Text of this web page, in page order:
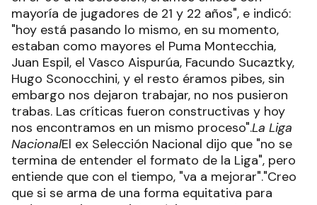
mayoría de jugadores de 21 y 22 años", e indicó:
"hoy está pasando lo mismo, en su momento,
estaban como mayores el Puma Montecchia,
Juan Espil, el Vasco Aispurúa, Facundo Sucaztky,
Hugo Sconocchini, y el resto éramos pibes, sin
embargo nos dejaron trabajar, no nos pusieron
trabas. Las críticas fueron constructivas y hoy
nos encontramos en un mismo proceso".La Liga
NacionalEl ex Selección Nacional dijo que "no se
termina de entender el formato de la Liga", pero
entiende que con el tiempo, "va a mejorar"."Creo
que si se arma de una forma equitativa para